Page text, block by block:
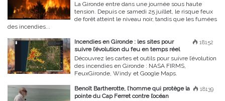
La Gironde entre dans une journée sous haute
tension. Depuis ce samedi 25 juillet, le risque feux
de forêt atteint le niveau noir, tandis que les fumées
des incendies...
18152
Incendies en Gironde : les sites pour
suivre l’évolution du feu en temps réel
Découvrez les cartes et outils pour suivre l’évolution
des incendies en Gironde : NASA FIRMS,
FeuxGironde, Windy et Google Maps.
18139
Benoît Bartherotte, l’homme qui protège la
pointe du Cap Ferret contre l’océan